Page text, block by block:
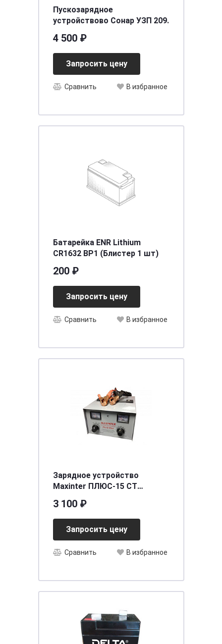
Пускозарядное
устройствово Сонар УЗП 209.
4 500 ₽
Запросить цену
Сравнить В избранное
Батарейка ENR Lithium
CR1632 BP1 (Блистер 1 шт)
200 ₽
Запросить цену
Сравнить В избранное
Зарядное устройство
Мaxinter ПЛЮС-15 СТ
[д290ш235в155]
3 100 ₽
Запросить цену
Сравнить В избранное